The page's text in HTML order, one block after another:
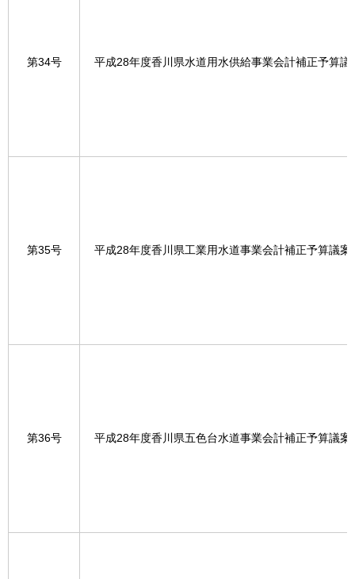
第34号 平成28年度香川県水道用水供給事業会計補正予算議
第35号 平成28年度香川県工業用水道事業会計補正予算議案
第36号 平成28年度香川県五色台水道事業会計補正予算議案